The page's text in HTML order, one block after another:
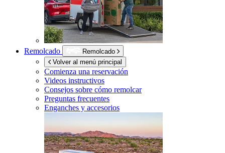
Remolcado
Remolcado
Volver al menú principal
Comienza una reservación
Videos instructivos
Consejos sobre cómo remolcar
Preguntas frecuentes
Enganches y accesorios